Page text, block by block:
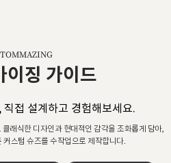
이징 가이드
접 설계하고 경험해보세요.
래식한 디자인과 현대적인 감각을 조화롭게 담아,
커스텀 슈즈를 수작업으로 제작합니다.